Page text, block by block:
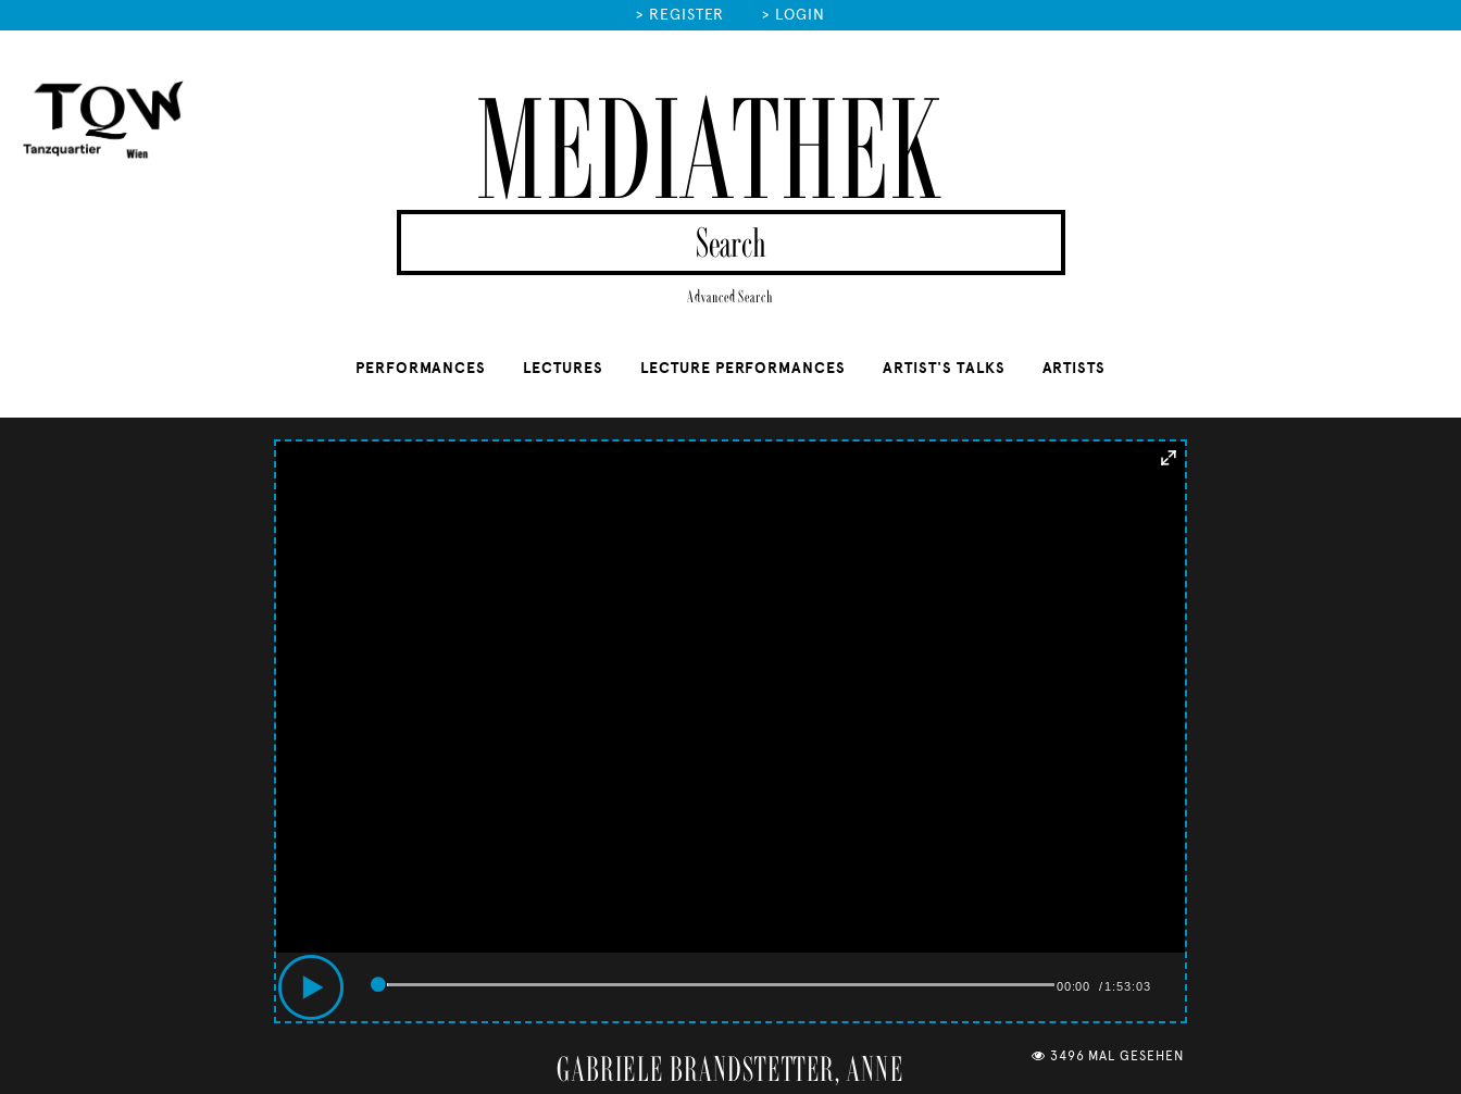
> REGISTER > LOGIN
MEDIATHEK
Advanced Search
PERFORMANCES LECTURES LECTURE PERFORMANCES ARTIST'S TALKS ARTISTS
00:00 / 1:53:03
GABRIELE BRANDSTETTER, ANNE
3496 MAL GESEHEN